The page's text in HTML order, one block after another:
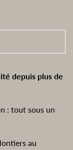
depuis plus de
: tout sous un
au